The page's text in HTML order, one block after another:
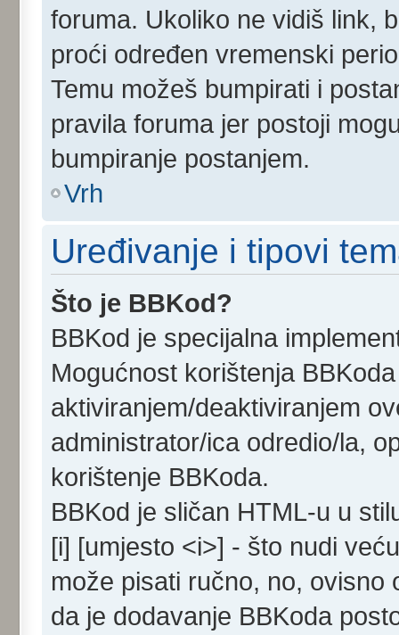
foruma. Ukoliko ne vidiš link,
proći određen vremenski
Temu možeš bumpirati i
pravila foruma jer postoji
bumpiranje postanjem.
Vrh
Uređivanje i tipovi
Što je BBKod?
BBKod je specijalna
Mogućnost korištenja
aktiviranjem/deaktiviranjem
administrator/ica odredio/la,
korištenje BBKoda.
BBKod je sličan HTML-u u
[i] [umjesto <i>] - što nudi
može pisati ručno, no,
da je dodavanje BBKoda